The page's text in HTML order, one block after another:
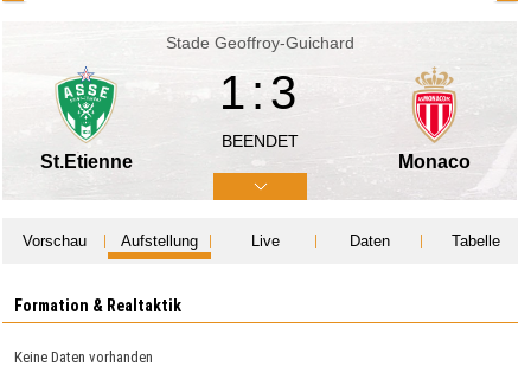
Stade Geoffroy-Guichard
St.Etienne
1:3
BEENDET
Monaco
Vorschau Aufstellung Live Daten Tabelle
Formation & Realtaktik
Keine Daten vorhanden